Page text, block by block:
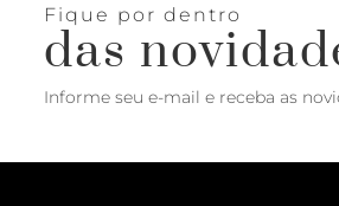
Fique por dentro
das
Informe seu e-mail e receba as